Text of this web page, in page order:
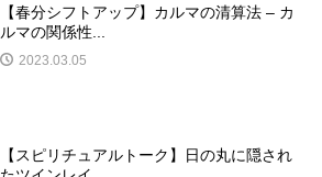
【春分シフトアップ】カルマの清算法 – カ
ルマの関係性...
2023.03.05
【スピリチュアルトーク】日の丸に隠され